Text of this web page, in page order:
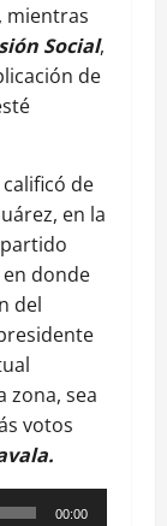
mientras
Social,
de
calificó de
en la
en donde
del
zona, sea
votos
00:00